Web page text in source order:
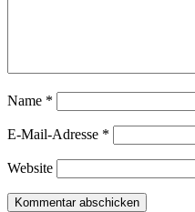
Name *
E-Mail-Adresse *
Website